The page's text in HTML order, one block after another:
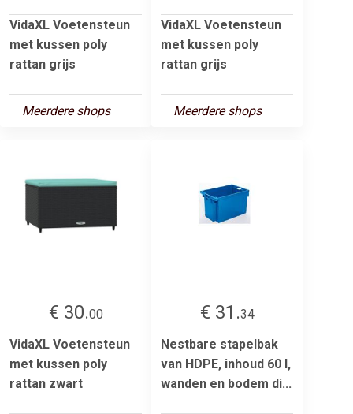
VidaXL Voetensteun
met kussen poly
rattan grijs
Meerdere shops
VidaXL Voetensteun
met kussen poly
rattan grijs
Meerdere shops
€ 30.00
VidaXL Voetensteun
met kussen poly
rattan zwart
€ 31.34
Nestbare stapelbak
van HDPE, inhoud 60 l,
wanden en bodem di...